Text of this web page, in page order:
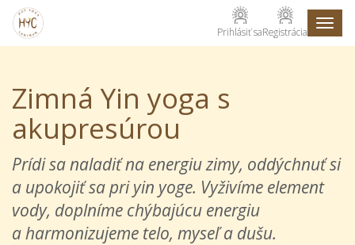
Prihlásiť saRegistrácia
Zimná Yin yoga s
akupresúrou
Prídi sa naladiť na energiu zimy, oddýchnuť si
a upokojiť sa pri yin yoge. Vyživíme element
vody, doplníme chýbajúcu energiu
a harmonizujeme telo, myseľ a dušu.